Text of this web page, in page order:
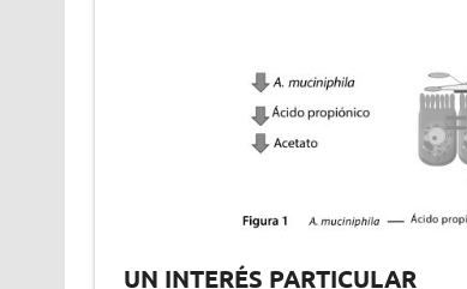
UN INTERÉS PARTICULAR